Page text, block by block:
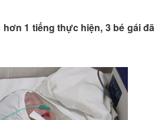
1 tiếng thực hiện, 3 bé gái đã